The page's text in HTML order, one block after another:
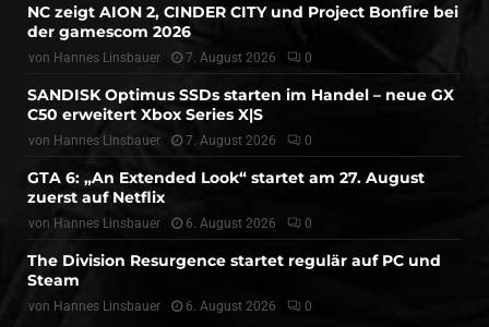
NC zeigt AION 2, CINDER CITY und Project Bonfire bei
der gamescom 2026
von Hannes Linsbauer 7. August 2026 0
SANDISK Optimus SSDs starten im Handel – neue GX
C50 erweitert Xbox Series X|S
von Hannes Linsbauer 7. August 2026 0
GTA 6: „An Extended Look“ startet am 27. August
zuerst auf Netflix
von Hannes Linsbauer 6. August 2026 0
The Division Resurgence startet regulär auf PC und
Steam
von Hannes Linsbauer 6. August 2026 0